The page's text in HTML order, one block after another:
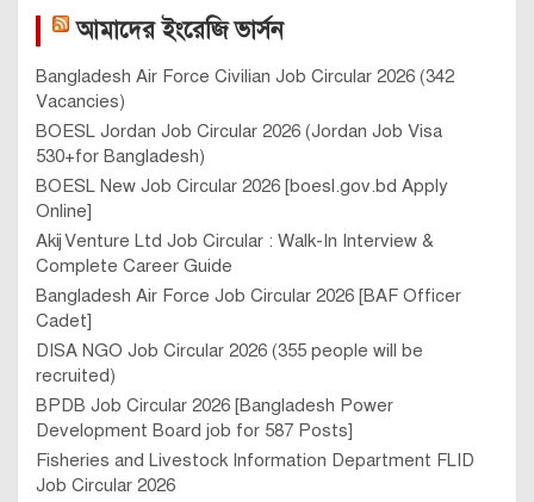
আমাদের ইংরেজি ভার্সন
Bangladesh Air Force Civilian Job Circular 2026 (342
Vacancies)
BOESL Jordan Job Circular 2026 (Jordan Job Visa
530+for Bangladesh)
BOESL New Job Circular 2026 [boesl.gov.bd Apply
Online]
Akij Venture Ltd Job Circular : Walk-In Interview &
Complete Career Guide
Bangladesh Air Force Job Circular 2026 [BAF Officer
Cadet]
DISA NGO Job Circular 2026 (355 people will be
recruited)
BPDB Job Circular 2026 [Bangladesh Power
Development Board job for 587 Posts]
Fisheries and Livestock Information Department FLID
Job Circular 2026